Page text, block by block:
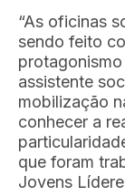
“As oficinas
sendo feito
assistente
mobilização
conhecer a
que foram
Jovens